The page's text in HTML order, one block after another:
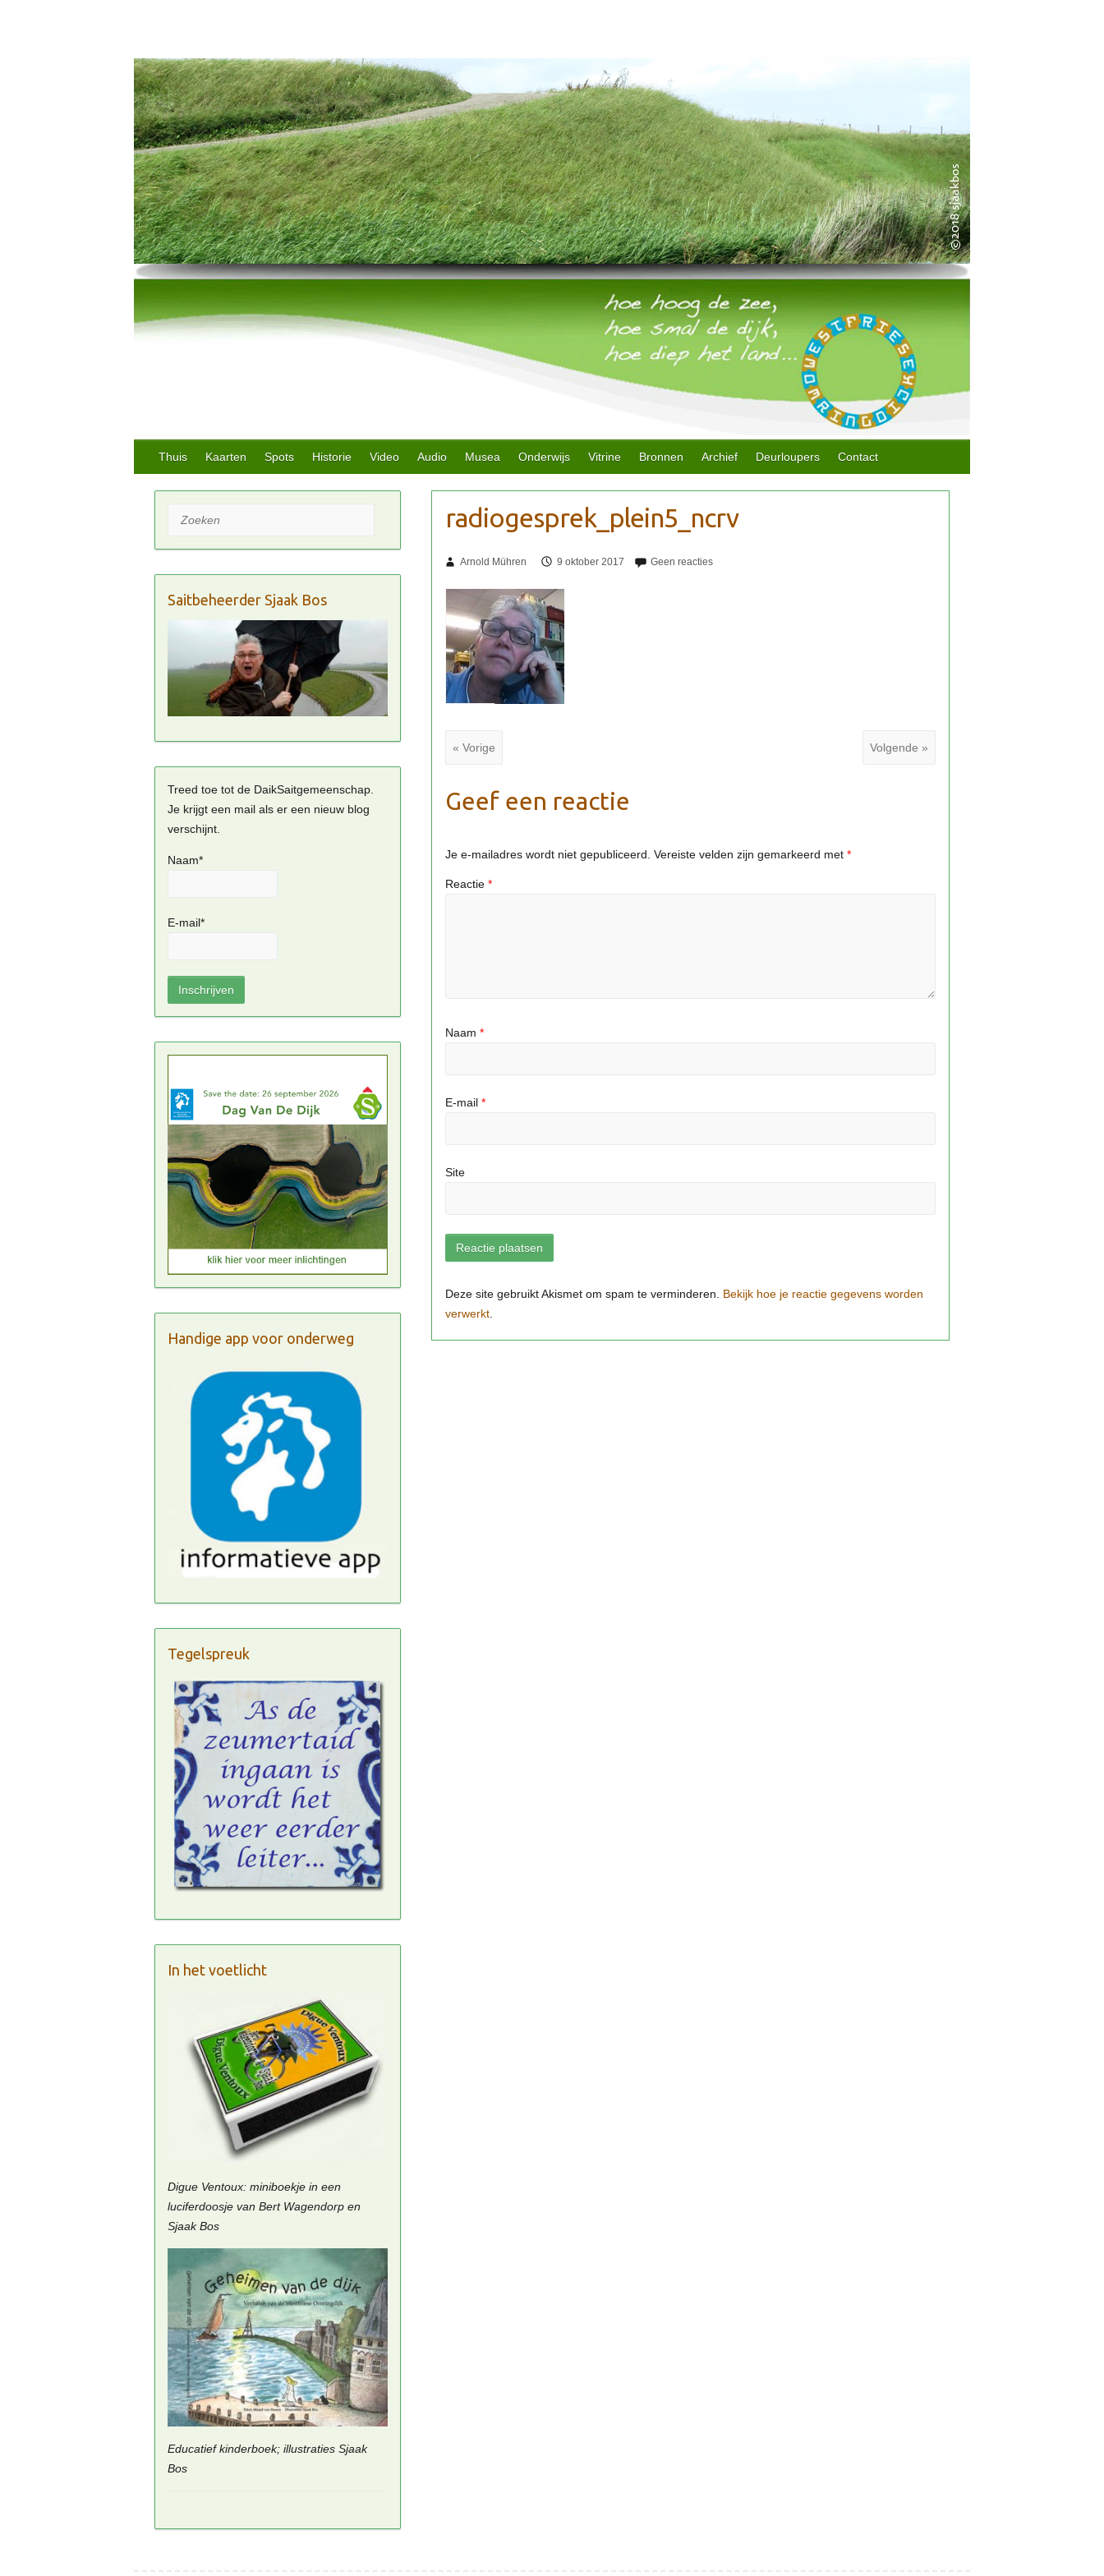
Thuis Kaarten Spots Historie Video Audio Musea Onderwijs Vitrine Bronnen Archief Deurloupers Contact
Arnold Mühren 9 oktober 2017
« Vorige Volgende »
Geef een reactie
Je e-mailadres wordt niet gepubliceerd. Vereiste velden zijn gemarkeerd met *
Reactie *
Naam *
E-mail *
Site
Bekijk hoe je reactie gegevens worden
verwerkt
Zoeken
Saitbeheerder Sjaak Bos
Treed toe tot de DaikSaitgemeenschap.
Je krijgt een mail als er een nieuw blog
verschijnt.
Naam*
E-mail*
Handige app voor onderweg
Tegelspreuk
In het voetlicht
Digue Ventoux: miniboekje in een
luciferdoosje van Bert Wagendorp en
Sjaak Bos
Educatief kinderboek; illustraties Sjaak
Bos